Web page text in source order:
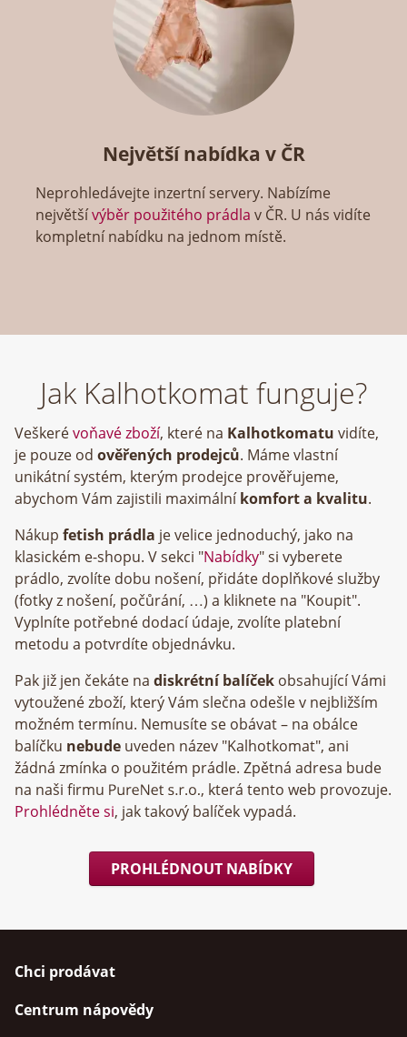
Největší nabídka v ČR
Neprohledávejte inzertní servery. Nabízíme
největšívýběr použitého prádla v ČR. U nás vidíte
kompletní nabídku na jednom místě.
Jak Kalhotkomat funguje?
Veškerévoňavé zboží, které na Kalhotkomatu vidíte,
je pouze od ověřených prodejců. Máme vlastní
unikátní systém, kterým prodejce prověřujeme,
abychom Vám zajistili maximálníkomfort a kvalitu.
Nákup fetish prádla je velice jednoduchý, jako na
klasickém e-shopu. V sekci "Nabídky" si vyberete
prádlo, zvolíte dobu nošení, přidáte doplňkové služby
(fotky z nošení, počůrání, …) a kliknete na "Koupit".
Vyplníte potřebné dodací údaje, zvolíte platební
metodu a potvrdíte objednávku.
Pak již jen čekáte na diskrétní balíček obsahující Vámi
vytoužené zboží, který Vám slečna odešle v nejbližším
možném termínu. Nemusíte se obávat – na obálce
balíčku nebude uveden název "Kalhotkomat", ani
žádná zmínka o použitém prádle. Zpětná adresa bude
na naši firmu
, která tento web provozuje.
Prohlédněte si, jak takový balíček vypadá.
PROHLÉDNOUT NABÍDKY
Chci prodávat
Centrum nápovědy